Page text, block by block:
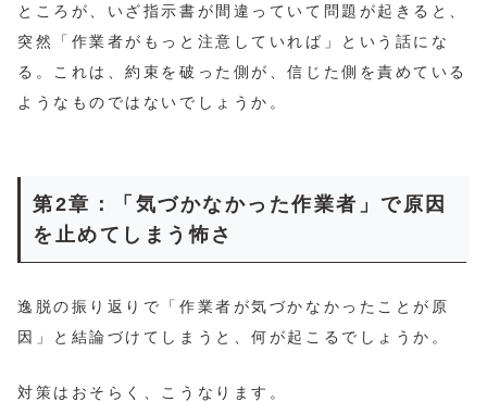
ところが、いざ指示書が間違っていて問題が起きると、
突然「作業者がもっと注意していれば」という話にな
る。これは、約束を破った側が、信じた側を責めている
ようなものではないでしょうか。
第2章：「気づかなかった作業者」で原因
を止めてしまう怖さ
逸脱の振り返りで「作業者が気づかなかったことが原
因」と結論づけてしまうと、何が起こるでしょうか。
対策はおそらく、こうなります。